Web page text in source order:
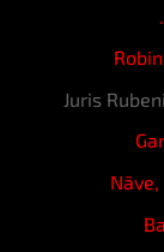
Juris